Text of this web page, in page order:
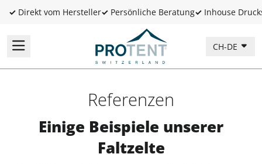
✓ Direkt vom Hersteller✓ Persönliche Beratung✓ Inhouse
CH-DE
Referenzen
Einige Beispiele unserer
Faltzelte